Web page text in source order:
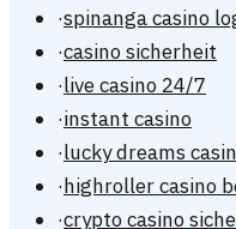
·spinanga casino
·casino sicherheit
·live casino 24/7
·instant casino
·lucky dreams
·highroller casino
·crypto casino